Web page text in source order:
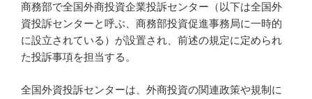
商務部で全国外商投資企業投訴センター（以下は全国外
資投訴センターと呼ぶ、商務部投資促進事務局に一時的
に設立されている）が設置され、前述の規定に定められ
た投訴事項を担当する。
全国外資投訴センターは、外商投資の関連政策や規制に